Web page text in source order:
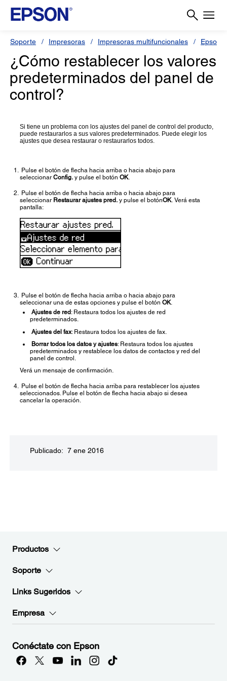
Soporte Impresoras Impresoras multifuncionales Epson L
¿Cómo restablecer los valores
predeterminados del panel de
control?
Si tiene un problema con los ajustes del panel de control del producto,
puede restaurarlos a sus valores predeterminados. Puede elegir los
ajustes que desea restaurar o restaurarlos todos.
Pulse el botón de flecha hacia arriba o hacia abajo para
seleccionar Config. y pulse el botón OK.
Pulse el botón de flecha hacia arriba o hacia abajo para
seleccionar Restaurar ajustes pred. y pulse el botónOK. Verá esta
pantalla:
Pulse el botón de flecha hacia arriba o hacia abajo para
seleccionar una de estas opciones y pulse el botón OK.
Ajustes de red : Restaura todos los ajustes de red
predeterminados.
Ajustes del fax: Restaura todos los ajustes de fax.
Borrar todos los datos y ajustes: Restaura todos los ajustes
predeterminados y restablece los datos de contactos y red del
panel de control.
Verá un mensaje de confirmación.
Pulse el botón de flecha hacia arriba para restablecer los ajustes
seleccionados. Pulse el botón de flecha hacia abajo si desea
cancelar la operación.
Publicado: 7 ene 2016
Productos
Soporte
Links Sugeridos
Empresa
Conéctate con Epson